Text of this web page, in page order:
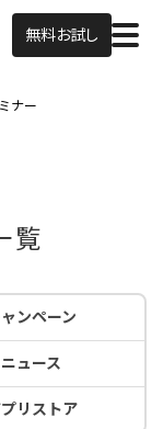
無料お試し
ナー
覧
ンペーン
ニュース
リストア